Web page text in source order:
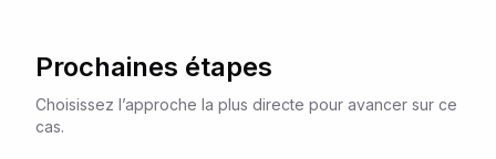
Prochaines étapes
Choisissez l’approche la plus directe pour avancer sur ce
cas.